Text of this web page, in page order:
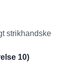
strikhandske
10)